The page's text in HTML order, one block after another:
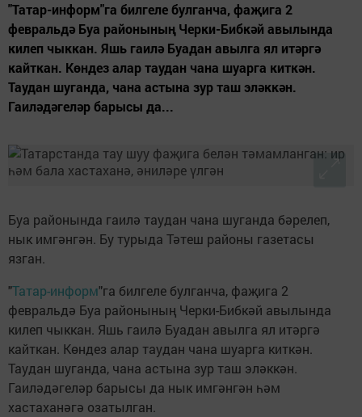
"Татар-информ"га билгеле булганча, фаҗига 2
февральдә Буа районының Черки-Бибкәй авылында
килеп чыккан. Яшь гаилә Буадан авылга ял итәргә
кайткан. Көндез алар таудан чана шуарга киткән.
Таудан шуганда, чана астына зур таш эләккән.
Гаиләдәгеләр барысы да...
Буа районында гаилә таудан чана шуганда бәрелеп,
нык имгәнгән. Бу турыда Тәтеш районы газетасы
язган.
"Татар-информ"га билгеле булганча, фаҗига 2
февральдә Буа районының Черки-Бибкәй авылында
килеп чыккан. Яшь гаилә Буадан авылга ял итәргә
кайткан. Көндез алар таудан чана шуарга киткән.
Таудан шуганда, чана астына зур таш эләккән.
Гаиләдәгеләр барысы да нык имгәнгән һәм
хастаханәгә озатылган.